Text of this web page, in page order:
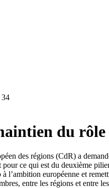
34
du
des régions (CdR) a
ce qui est du deuxième
l’ambition européenne et
entre les régions et entre